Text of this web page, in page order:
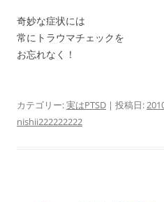
奇妙な症状には
常にトラウマチェックを
お忘れなく！
カテゴリー:実はPTSD | 投稿日:
nishii222222222